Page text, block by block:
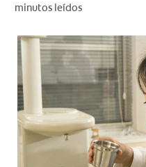
minutos leídos